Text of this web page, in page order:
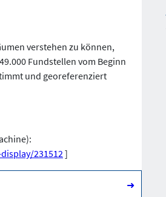
verstehen zu können,
Fundstellen vom Beginn
und georeferenziert
231512]
➜